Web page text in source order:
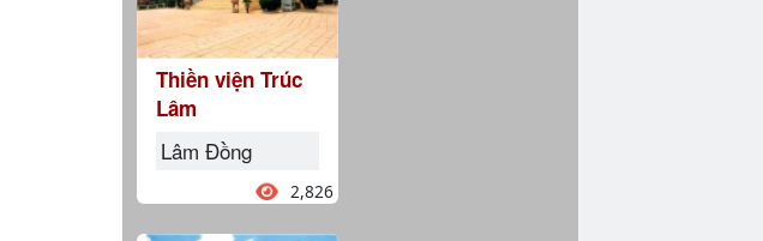
Thiền viện Trúc
Lâm
Lâm Đồng
2,826